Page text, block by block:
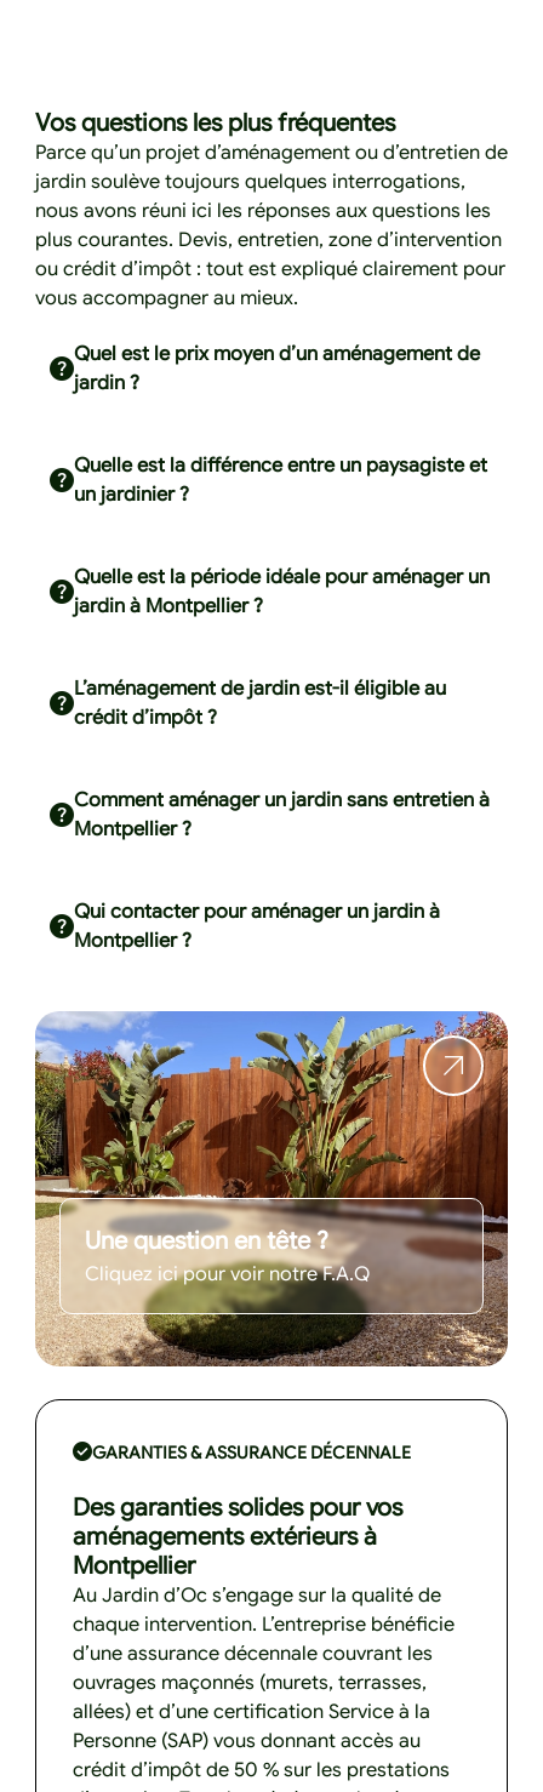
Vos questions les plus fréquentes
Parce qu’un projet d’aménagement ou d’entretien de
jardin soulève toujours quelques interrogations,
nous avons réuni ici les réponses aux questions les
plus courantes. Devis, entretien, zone d’intervention
ou crédit d’impôt : tout est expliqué clairement pour
vous accompagner au mieux.
Quel est le prix moyen d’un aménagement de
jardin ?
Quelle est la différence entre un paysagiste et
un jardinier ?
Quelle est la période idéale pour aménager un
jardin à Montpellier ?
L’aménagement de jardin est-il éligible au
crédit d’impôt ?
Comment aménager un jardin sans entretien à
Montpellier ?
Qui contacter pour aménager un jardin à
Montpellier ?
Une question en tête ?
Cliquez ici pour voir notre F.A.Q
GARANTIES & ASSURANCE DÉCENNALE
Des garanties solides pour vos
aménagements extérieurs à
Montpellier
Au Jardin d’Oc s’engage sur la qualité de
chaque intervention. L’entreprise bénéficie
d’une assurance décennale couvrant les
ouvrages maçonnés (murets, terrasses,
allées) et d’une certification Service à la
Personne (SAP) vous donnant accès au
crédit d’impôt de 50 % sur les prestations